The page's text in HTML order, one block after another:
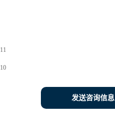
发送咨询信息